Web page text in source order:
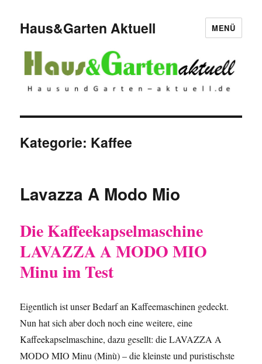
Haus&Garten Aktuell MENÜ
Kategorie: Kaffee
Lavazza A Modo Mio
Die Kaffeekapselmaschine
LAVAZZA A MODO MIO
Minu im Test
Eigentlich ist unser Bedarf an Kaffeemaschinen gedeckt.
Nun hat sich aber doch noch eine weitere, eine
Kaffeekapselmaschine, dazu gesellt: die LAVAZZA A
MODO MIO Minu (Minù) – die kleinste und puristischste